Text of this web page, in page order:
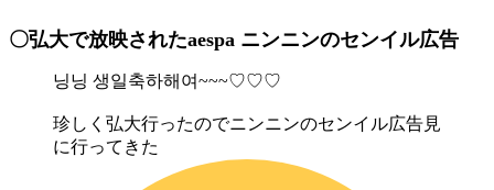
〇弘大で放映されたaespa ニンニンのセンイル広告
닝닝 생일축하해여~~~♡♡♡
珍しく弘大行ったのでニンニンのセンイル広告見
に行ってきた